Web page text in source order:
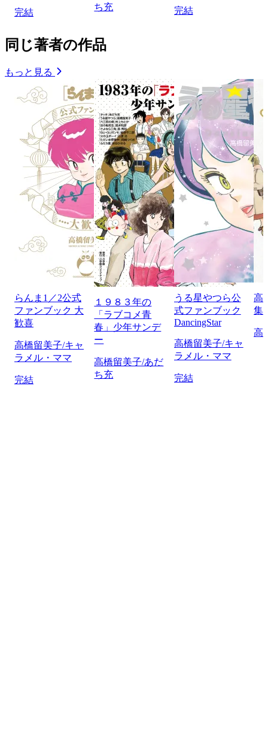
完結
ち充
完結
同じ著者の作品
もっと見る
らんま1／2公式
ファンブック 大
歓喜
高橋留美子/キャ
ラメル・ママ
完結
１９８３年の
「ラブコメ青
春」少年サンデ
ー
高橋留美子/あだ
ち充
うる星やつら公
式ファンブック
DancingStar
高橋留美子/キャ
ラメル・ママ
完結
高
集
高